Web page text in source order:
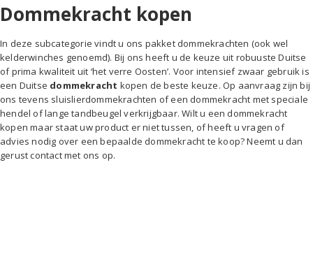
Dommekracht kopen
In deze subcategorie vindt u ons pakket dommekrachten (ook wel
kelderwinches genoemd). Bij ons heeft u de keuze uit robuuste Duitse
of prima kwaliteit uit ‘het verre Oosten’. Voor intensief zwaar gebruik is
een Duitse dommekracht kopen de beste keuze. Op aanvraag zijn bij
ons tevens sluislierdommekrachten of een dommekracht met speciale
hendel of lange tandbeugel verkrijgbaar. Wilt u een dommekracht
kopen maar staat uw product er niet tussen, of heeft u vragen of
advies nodig over een bepaalde dommekracht te koop? Neemt u dan
gerust contact met ons op.